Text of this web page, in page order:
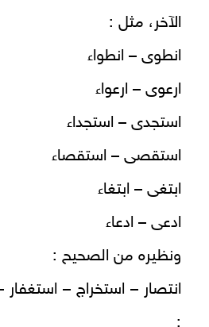
الآخر، مثل :
انطوى – انطواء
ارعوى – ارعواء
استجدى – استجداء
استقصى – استقصاء
ابتغى – ابتغاء
ادعى – ادعاء
ونظيره من الصحيح :
انتصار – استخراج – استغفار
: